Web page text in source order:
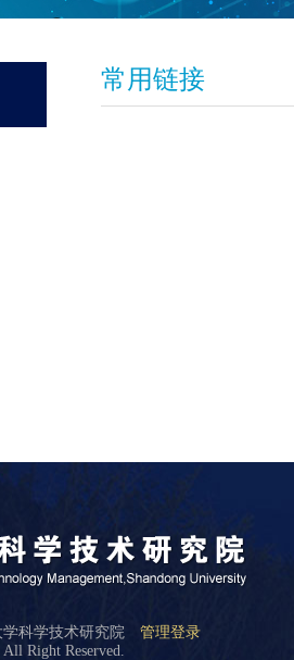
常用链接
学科学技术研究院 管理登录
Right Reserved.